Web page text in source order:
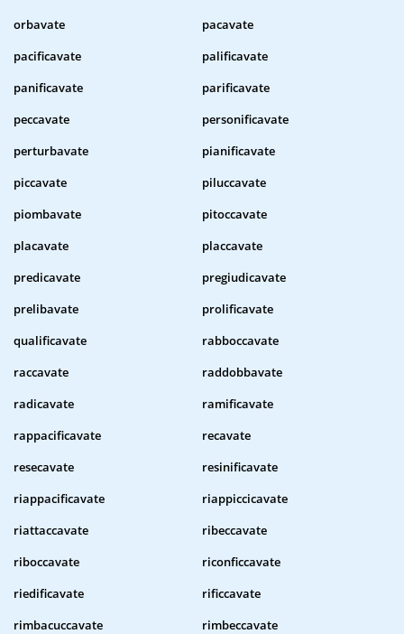
orbavate
pacavate
pacificavate
palificavate
panificavate
parificavate
peccavate
personificavate
perturbavate
pianificavate
piccavate
piluccavate
piombavate
pitoccavate
placavate
placcavate
predicavate
pregiudicavate
prelibavate
prolificavate
qualificavate
rabboccavate
raccavate
raddobbavate
radicavate
ramificavate
rappacificavate
recavate
resecavate
resinificavate
riappacificavate
riappiccicavate
riattaccavate
ribeccavate
riboccavate
riconficcavate
riedificavate
rificcavate
rimbacuccavate
rimbeccavate